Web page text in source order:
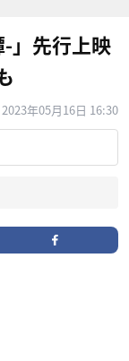
-」先行上映
2023年05月16日 16:30